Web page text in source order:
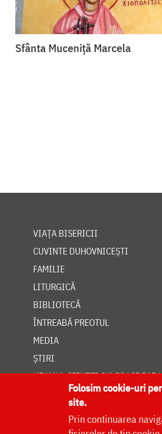
Sfânta Muceniță Marcela
VIAȚA BISERICII
CUVINTE DUHOVNICEȘTI
FAMILIE
LITURGICĂ
BIBLIOTECĂ
ÎNTREABĂ PREOTUL
MEDIA
ȘTIRI
HRAMUL SFINTEI CUVIOASE
Folosim cookie-uri
site.
Prin continuarea